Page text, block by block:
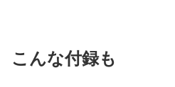
こんな付録も